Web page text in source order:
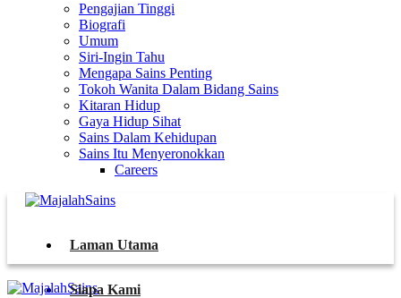
Pengajian Tinggi
Biografi
Umum
Siri-Ingin Tahu
Mengapa Sains Penting
Tokoh Wanita Dalam Bidang Sains
Kitaran Hidup
Gaya Hidup Sihat
Sains Dalam Kehidupan
Sains Itu Menyeronokkan
Careers
Laman Utama
Siapa Kami